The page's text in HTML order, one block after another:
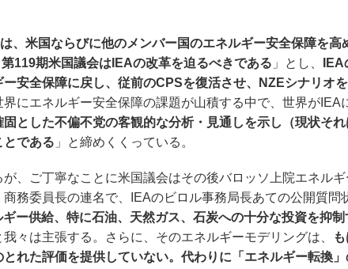
、米国ならびに他のメンバー国のエネルギー安全保障を高
119期米国議会はIEAの改革を迫るべきである 」とし、
安全保障に戻し、従前のCPSを復活させ、NZEシナリオ
にエネルギー安全保障の課題が山積する中で、世界がIEA
とした不偏不党の客観的な分析・見通しを示し（現状そ
とである 」と締めくくっている。
、ご丁寧なことに米国議会はその後バロッソ上院エネルギ
務委員長の連名で、IEAのビロル事務局長あての公開質問
ギー供給、特に石油、天然ガス、石炭への十分な投資を抑制
我々は主張する。さらに、そのエネルギーモデリングは、
れた評価を提供していない。代わりに「エネルギー転換